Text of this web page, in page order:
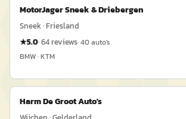
MotorJager Sneek & Driebergen
Sneek · Friesland
★5.0·64reviews·40auto's
BMW · KTM
Harm De Groot Auto's